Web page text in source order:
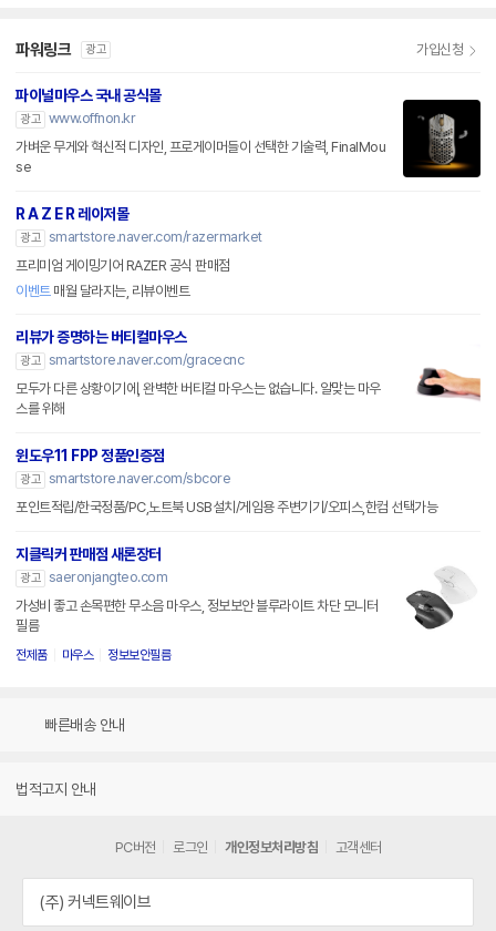
파워링크 광고 가입신청
파이널마우스 국내 공식몰
광고 www.offnon.kr
가벼운 무게와 혁신적 디자인, 프로게이머들이 선택한 기술력, FinalMou
se
R A Z E R 레이저몰
광고 smartstore.naver.com/razermarket
프리미엄 게이밍기어 RAZER 공식 판매점
이벤트매월 달라지는, 리뷰이벤트
리뷰가 증명하는 버티컬마우스
광고 smartstore.naver.com/gracecnc
모두가 다른 상황이기에, 완벽한 버티컬 마우스는 없습니다. 알맞는 마우
스를 위해
윈도우11 FPP 정품인증점
광고 smartstore.naver.com/sbcore
포인트적립/한국정품/PC,노트북 USB설치/게임용 주변기기/오피스,한컴 선택가능
지클릭커 판매점 새론장터
광고 saeronjangteo.com
가성비 좋고 손목편한 무소음 마우스, 정보보안 블루라이트 차단 모니터
필름
전제품 마우스 정보보안필름
빠른배송 안내
법적고지 안내
PC버전 로그인 개인정보처리방침 고객센터
(주) 커넥트웨이브